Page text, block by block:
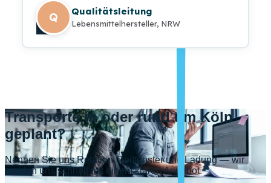
Q Qualitätsleitung
Lebensmittelhersteller, NRW
Transporte in oder rund um Köln
geplant?
Nennen Sie uns Relation, Zeitfenster und Ladung — wir
melden uns schnell mit einem klaren Angebot.